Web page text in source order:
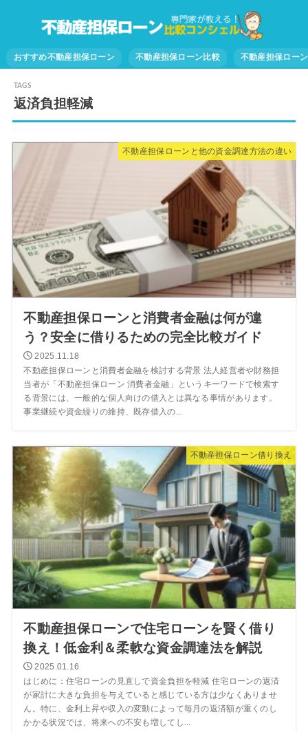
おすすめ不動産担保ローン 不動産担保ローン比較 不動産担保ロー
返済負担軽減
不動産担保ローンと他の資金調達方法の違い
不動産担保ローンと消費者金融は何が違
う？安全に借りるための完全比較ガイド
2025.11.18
不動産担保ローンと消費者金融を検討する背景 法人経営者や財務担
当者が「不動産担保ローン 消費者金融」というキーワードで検索す
る背景には、一般的な個人向けの借入とは異なる事情があります。
事業継続や資金繰りの維持、既存借入の...
不動産担保ローン借り換え
不動産担保ローンで住宅ローンを賢く借り
換え！低金利＆柔軟な資金調達法を解説
2025.01.16
はじめに：住宅ローンの見直しで資金負担を軽減 住宅ローンの返済
が家計に大きな負担を与えていると感じている方は少なくありませ
ん。特に、金利上昇や収入の変動によって毎月の返済額が重くのし
かかる状況では、将来への不安も増してし...